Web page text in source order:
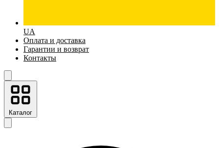
UA
Оплата и доставка
Гарантии и возврат
Контакты
Каталог